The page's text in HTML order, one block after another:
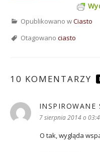
Opublikowano wCiasto
Otagowano ciasto
10 KOMENTARZY
INSPIROWANE
7 sierpnia 2014 o
O tak, wygląda